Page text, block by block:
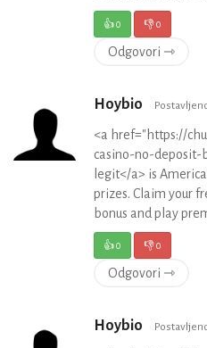
👍0 👎0
Odgovori ⇾
Hoybio
<a href="https://
casino-no-deposit-
legit</a> is
prizes. Claim your
bonus and play
👍0 👎0
Odgovori ⇾
Hoybio